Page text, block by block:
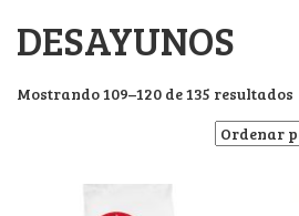
DESAYUNOS
Mostrando 109–120 de 135 resultados